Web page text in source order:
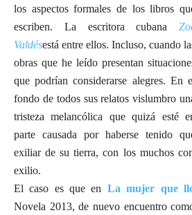
los aspectos formales de los libros
escriben. La escritora cubana
Valdésestá entre ellos. Incluso, cuando
obras que he leído presentan
que podrían considerarse alegres. En
fondo de todos sus relatos vislumbro
tristeza melancólica que quizá esté
parte causada por haberse tenido
exiliar de su tierra, con los muchos
exilio.
El caso es que en La mujer que
Novela 2013, de nuevo encuentro